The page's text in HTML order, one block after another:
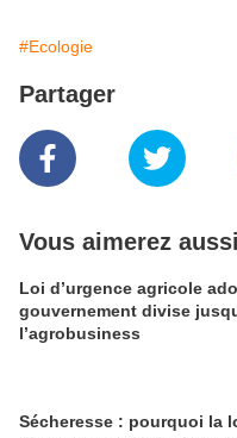
#Ecologie
Partager
Vous aimerez aussi
Loi d’urgence agricole
gouvernement divise
l’agrobusiness
Sécheresse : pourquoi la